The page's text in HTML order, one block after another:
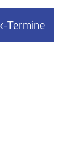
Termine